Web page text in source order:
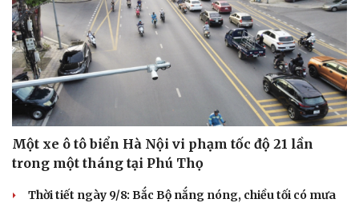
Một xe ô tô biển Hà Nội vi phạm tốc độ 21 lần
trong một tháng tại Phú Thọ
Thời tiết ngày 9/8: Bắc Bộ nắng nóng, chiều tối có mưa